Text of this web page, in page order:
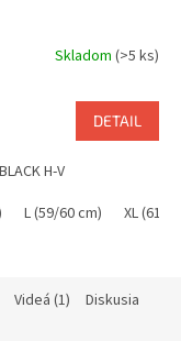
Skladom (>5 ks)
DETAIL
H-V
L (59/60 cm) XL (61/
Videá (1) Diskusia